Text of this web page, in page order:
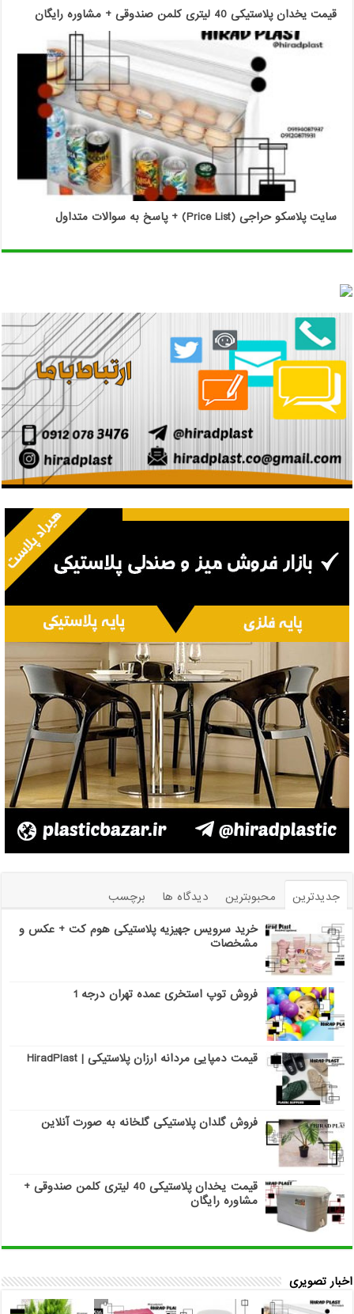
قیمت یخدان پلاستیکی 40 لیتری کلمن صندوقی + مشاوره رایگان
سایت پلاسکو حراجی (Price List) + پاسخ به سوالات متداول
جدیدترین محبوبترین دیدگاه ها
برچسب
خرید سرویس جهیزیه پلاستیکی هوم کت + عکس و
مشخصات
فروش توپ استخری عمده تهران درجه 1
قیمت دمپایی مردانه ارزان پلاستیکی | HiradPlast
فروش گلدان پلاستیکی گلخانه به صورت آنلاین
قیمت یخدان پلاستیکی 40 لیتری کلمن صندوقی +
مشاوره رایگان
اخبار تصویری